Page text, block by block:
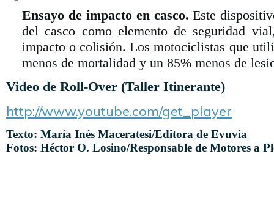
Ensayo de impacto en casco. Este
del casco como elemento de seguridad
impacto o colisión. Los motociclistas que
menos de mortalidad y un 85% menos de
Video de Roll-Over (Taller Itinerante)
http://www.youtube.com/get_player
Texto: María Inés Maceratesi/Editora de Evuvia
Fotos: Héctor O. Losino/Responsable de Motores a